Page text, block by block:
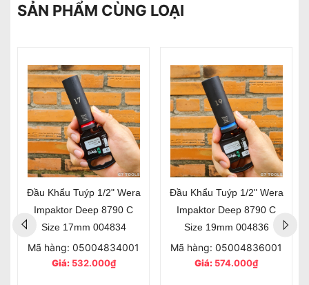
SẢN PHẨM CÙNG LOẠI
Đầu Khẩu Tuýp 1/2" Wera
Impaktor Deep 8790 C
Size 17mm 004834
Mã hàng: 05004834001
Giá:532.000₫
Đầu Khẩu Tuýp 1/2" Wera
Impaktor Deep 8790 C
Size 19mm 004836
Mã hàng: 05004836001
Giá: 574.000₫